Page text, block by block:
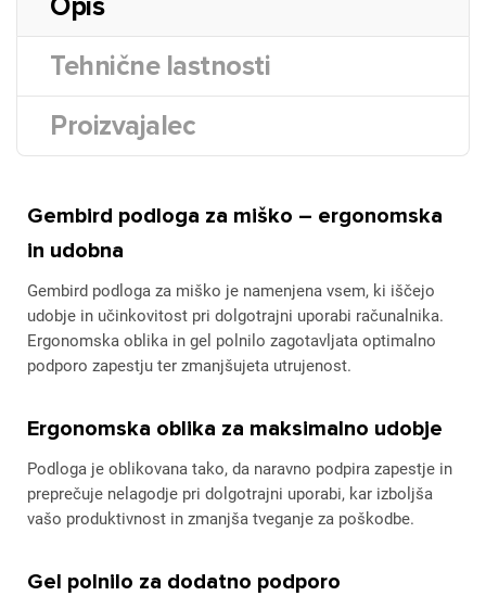
Opis
Tehnične lastnosti
Proizvajalec
Gembird podloga za miško – ergonomska
in udobna
Gembird podloga za miško je namenjena vsem, ki iščejo
udobje in učinkovitost pri dolgotrajni uporabi računalnika.
Ergonomska oblika in gel polnilo zagotavljata optimalno
podporo zapestju ter zmanjšujeta utrujenost.
Ergonomska oblika za maksimalno udobje
Podloga je oblikovana tako, da naravno podpira zapestje in
preprečuje nelagodje pri dolgotrajni uporabi, kar izboljša
vašo produktivnost in zmanjša tveganje za poškodbe.
Gel polnilo za dodatno podporo